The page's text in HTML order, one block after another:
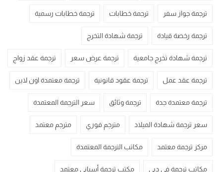
ترجمة جواز سفر ترجمة خطابات ترجمة خطابات رسمية
ترجمة رخصة قيادة ترجمة شهادة التخرج
ترجمة شهادة تخرج جامعية ترجمة عرض سعر ترجمة عقد زواج
ترجمة عقد عمل ترجمة عقود قانونية ترجمة معتمدة اون لاين
ترجمة معتمدة جدة ترجمة وثائق سعر الترجمة المعتمدة
سعر ترجمة شهادة الميلاد مترجم فوري مترجم معتمد
مركز ترجمة معتمد مكاتب الترجمة المعتمدة
مكاتب ترجمة في دبي مكتب ترجمة أسباني معتمد